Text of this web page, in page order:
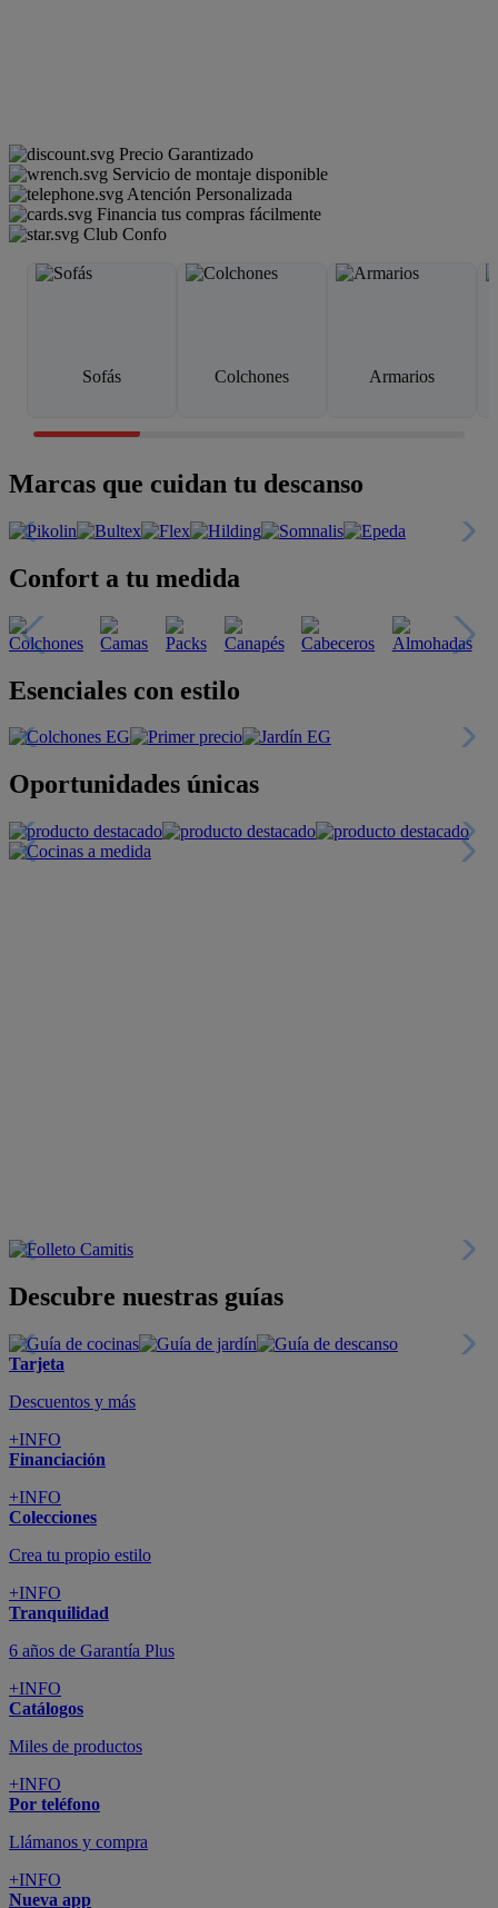
Precio Garantizado
Servicio de montaje disponible
Atención Personalizada
Financia tus compras fácilmente
Club Confo
Sofás Colchones Armarios
Marcas que cuidan tu descanso
Confort a tu medida
Esenciales con estilo
Oportunidades únicas
Descubre nuestras guías
Tarjeta
Descuentos y más
+INFO
Financiación
+INFO
Colecciones
Crea tu propio estilo
+INFO
Tranquilidad
6 años de Garantía Plus
+INFO
Catálogos
Miles de productos
+INFO
Por teléfono
Llámanos y compra
+INFO
Nueva app